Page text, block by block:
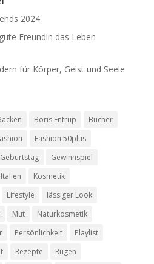
2024
Freundin das Leben
für Körper, Geist und Seele
Boris Entrup
Bücher
Fashion 50plus
Geburtstag
Gewinnspiel
Italien
Kosmetik
Lifestyle
lässiger Look
Mut
Naturkosmetik
Persönlichkeit
Playlist
Rezepte
Rügen